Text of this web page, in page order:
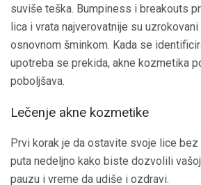
suviše teška. Bumpiness i breakouts
lica i vrata najverovatnije su
osnovnom šminkom. Kada se
upotreba se prekida, akne kozmetika
poboljšava.
Lečenje akne kozmetike
Prvi korak je da ostavite svoje lice
puta nedeljno kako biste dozvolili
pauzu i vreme da udiše i ozdravi.